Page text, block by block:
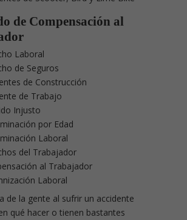
de Compensación al
Laboral
de Seguros
de Construcción
de Trabajo
Injusto
por Edad
Laboral
del Trabajador
al Trabajador
Laboral
de la gente al sufrir un accidente
qué hacer o tienen bastantes